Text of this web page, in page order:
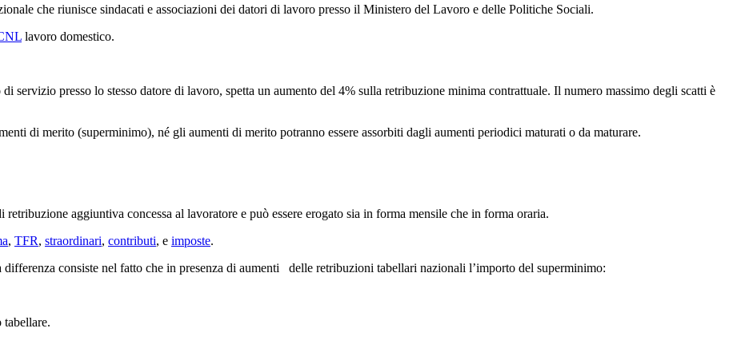
che riunisce sindacati e associazioni dei datori di lavoro presso il Ministero del Lavoro e delle Politiche Sociali.
lavoro domestico.
servizio presso lo stesso datore di lavoro, spetta un aumento del 4% sulla retribuzione minima contrattuale. Il numero massimo degli scatti è
di merito (superminimo), né gli aumenti di merito potranno essere assorbiti dagli aumenti periodici maturati o da maturare.
aggiuntiva concessa al lavoratore e può essere erogato sia in forma mensile che in forma oraria.
, TFR, straordinari, contributi, e imposte.
consiste nel fatto che in presenza di aumenti delle retribuzioni tabellari nazionali l’importo del superminimo: